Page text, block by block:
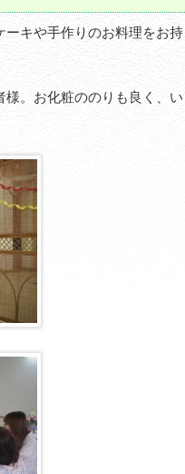
ーキや手作りのお料理をお持
。お化粧ののりも良く、い